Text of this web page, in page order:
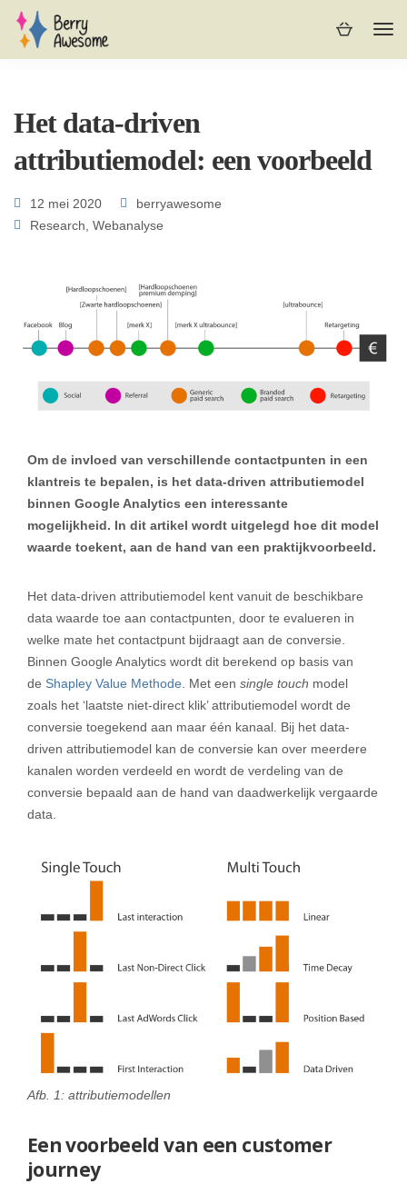
Het data-driven
attributiemodel: een voorbeeld
12 mei 2020
berryawesome
Research Webanalyse
Om de invloed van verschillende contactpunten in een
klantreis te bepalen, is het data-driven attributiemodel
binnen Google Analytics een interessante
mogelijkheid. In dit artikel wordt uitgelegd hoe dit model
waarde toekent, aan de hand van een praktijkvoorbeeld.
Het data-driven attributiemodel kent vanuit de beschikbare
data waarde toe aan contactpunten, door te evalueren in
welke mate het contactpunt bijdraagt aan de conversie.
Binnen Google Analytics wordt dit berekend op basis van
de Shapley Value Methode. Met een single touch model
zoals het ‘laatste niet-direct klik’ attributiemodel wordt de
conversie toegekend aan maar één kanaal. Bij het data-
driven attributiemodel kan de conversie kan over meerdere
kanalen worden verdeeld en wordt de verdeling van de
conversie bepaald aan de hand van daadwerkelijk vergaarde
data.
Afb. 1: attributiemodellen
Een voorbeeld van een customer
journey